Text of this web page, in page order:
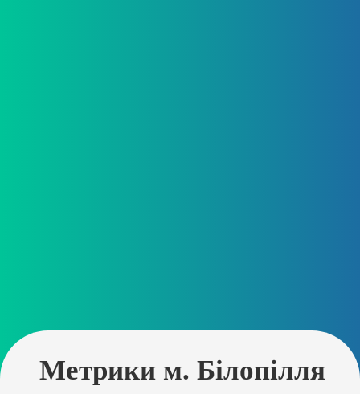
Метрики м. Білопілля